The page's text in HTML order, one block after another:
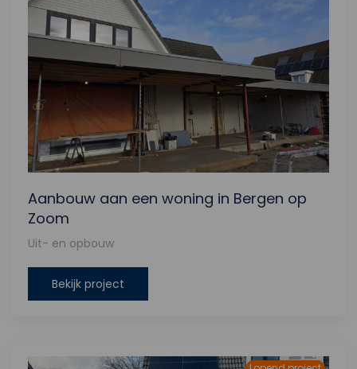
Aanbouw aan een woning in Bergen op
Zoom
Uit- en opbouw
Bekijk project